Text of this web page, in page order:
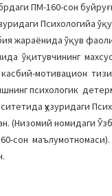
ПМ-160-сон
Психологийа
жараёнида ўқув
ўқитувчининг
мотивацион
психологик
ҳузуридаги
(Низомий номидаги
сон